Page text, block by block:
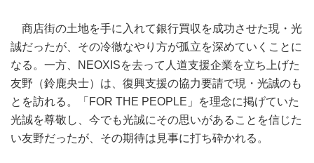
商店街の土地を手に入れて銀行買収を成功させた現・光
誠だったが、その冷徹なやり方が孤立を深めていくことに
なる。一方、NEOXISを去って人道支援企業を立ち上げた
友野（鈴鹿央士）は、復興支援の協力要請で現・光誠のも
とを訪れる。「FOR THE PEOPLE」を理念に掲げていた
光誠を尊敬し、今でも光誠にその思いがあることを信じた
い友野だったが、その期待は見事に打ち砕かれる。